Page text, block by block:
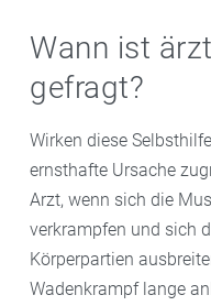
Wann ist
gefragt?
Wirken diese
ernsthafte Ursache
Arzt, wenn sich die
verkrampfen und sich
Körperpartien
Wadenkrampf lange